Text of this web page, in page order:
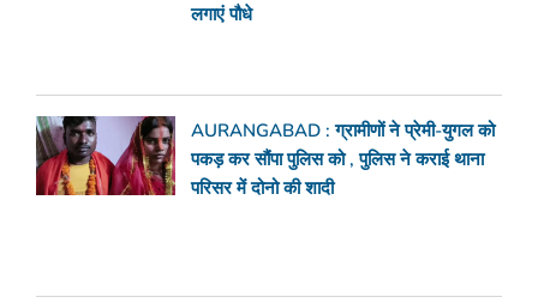
लगाएं पौधे
AURANGABAD : ग्रामीणों ने प्रेमी-युगल को
पकड़ कर सौंपा पुलिस को , पुलिस ने कराई थाना
परिसर में दोनो की शादी